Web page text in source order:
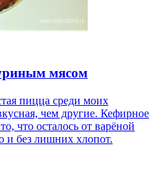
мясом
пицца среди моих
чем другие. Кефирное
что осталось от варёной
и без лишних хлопот.